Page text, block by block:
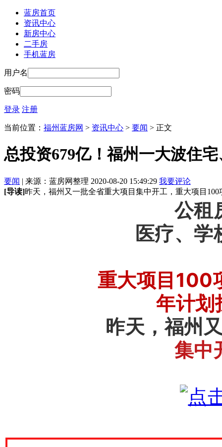
蓝房首页
资讯中心
新房中心
二手房
手机蓝房
用户名
密码
登录 注册
当前位置： 福州蓝房网 > 资讯中心 > 要闻 > 正文
总投资679亿！福州一大波住
要闻 | 来源：蓝房网整理 2020-08-20 15:49:29 我要评论
[导读]昨天，福州又一批全省重大项目集中开工，重大项目
公租
医疗、学
重大项目100
年计划
昨天，福州
集中